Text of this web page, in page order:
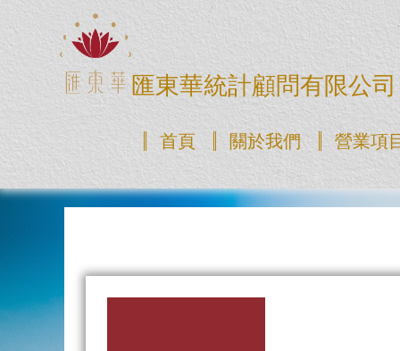
匯東華統計顧問有限公司
首頁 關於我們 營業項